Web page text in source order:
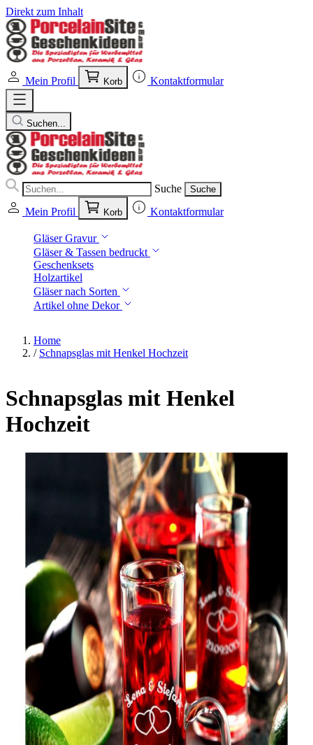
Direkt zum Inhalt
Mein Profil Korb Kontaktformular
Suchen...
Suche Suche
Mein Profil Korb Kontaktformular
Gläser Gravur
Gläser & Tassen bedruckt
Geschenksets
Holzartikel
Gläser nach Sorten
Artikel ohne Dekor
Home
/ Schnapsglas mit Henkel Hochzeit
Schnapsglas mit Henkel
Hochzeit